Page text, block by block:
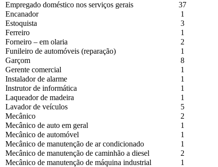
Empregado doméstico nos serviços gerais
37
Encanador
1
Estoquista
3
Ferreiro
1
Forneiro – em olaria
2
Funileiro de automóveis (reparação)
1
Garçom
8
Gerente comercial
1
Instalador de alarme
1
Instrutor de informática
1
Laqueador de madeira
1
Lavador de veículos
5
Mecânico
2
Mecânico de auto em geral
1
Mecânico de automóvel
1
Mecânico de manutenção de ar condicionado
1
Mecânico de manutenção de caminhão a diesel
2
Mecânico de manutenção de máquina industrial
1